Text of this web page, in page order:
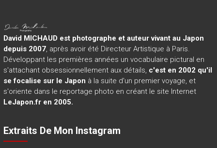
David MICHAUD est photographe et auteur vivant au Japon
depuis 2007, après avoir été Directeur Artistique à Paris.
Développant les premières années un vocabulaire pictural en
s'attachant obsessionnellement aux détails, c'est en 2002 qu'il
se focalise sur le Japon à la suite d'un premier voyage, et
s'oriente dans le reportage photo en créant le site Internet
LeJapon.fr en 2005.
Extraits De Mon Instagram